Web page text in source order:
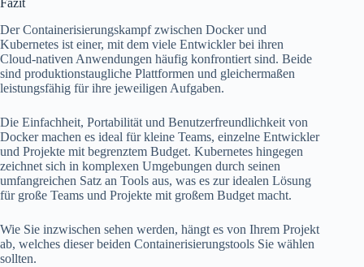
Fazit
Der Containerisierungskampf zwischen Docker und
Kubernetes ist einer, mit dem viele Entwickler bei ihren
Cloud-nativen Anwendungen häufig konfrontiert sind. Beide
sind produktionstaugliche Plattformen und gleichermaßen
leistungsfähig für ihre jeweiligen Aufgaben.
Die Einfachheit, Portabilität und Benutzerfreundlichkeit von
Docker machen es ideal für kleine Teams, einzelne Entwickler
und Projekte mit begrenztem Budget. Kubernetes hingegen
zeichnet sich in komplexen Umgebungen durch seinen
umfangreichen Satz an Tools aus, was es zur idealen Lösung
für große Teams und Projekte mit großem Budget macht.
Wie Sie inzwischen sehen werden, hängt es von Ihrem Projekt
ab, welches dieser beiden Containerisierungstools Sie wählen
sollten.